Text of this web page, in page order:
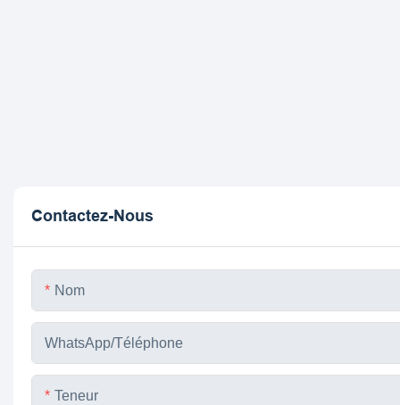
Contactez-Nous
Nom
WhatsApp/téléphone
Teneur